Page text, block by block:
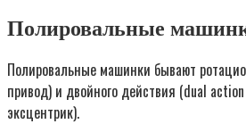
Полировальные
Поли­ро­валь­ные машин­ки быва­ют
при­вод) и двой­но­го дей­ствия (dual
эксцентрик).